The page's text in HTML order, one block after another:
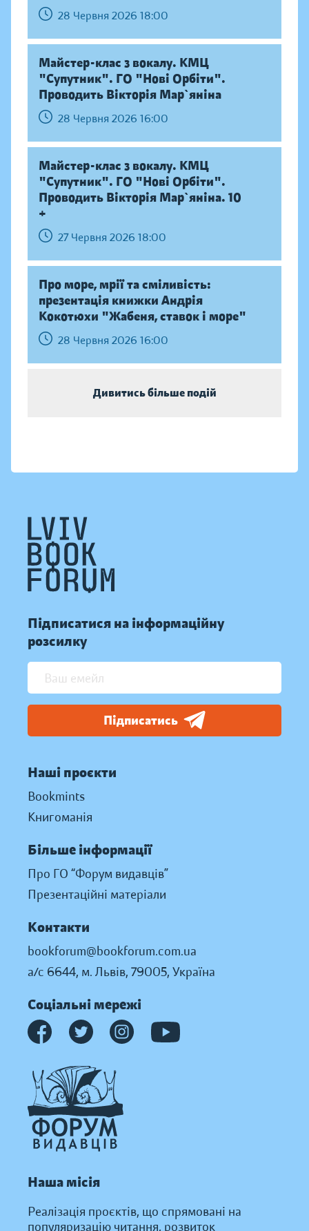
28 Червня 2026 18:00
Майстер-клас з вокалу. КМЦ
"Супутник". ГО "Нові Орбіти".
Проводить Вікторія Мар`яніна
28 Червня 2026 16:00
Майстер-клас з вокалу. КМЦ
"Супутник". ГО "Нові Орбіти".
Проводить Вікторія Мар`яніна. 10
+
27 Червня 2026 18:00
Про море, мрії та сміливість:
презентація книжки Андрія
Кокотюхи "Жабеня, ставок і море"
28 Червня 2026 16:00
Дивитись більше подій
Підписатися на інформаційну
розсилку
Підписатись
Наші проєкти
Bookmints
Книгоманія
Більше інформації
Про ГО “Форум видавців”
Презентаційні матеріали
Контакти
bookforum@bookforum.com.ua
а/с 6644, м. Львів, 79005, Україна
Соціальні мережі
Наша місія
Реалізація проєктів, що спрямовані на
популяризацію читання, розвиток